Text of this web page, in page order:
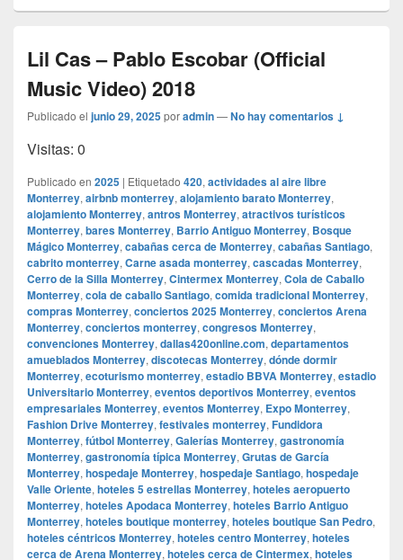
Lil Cas – Pablo Escobar (Official
Music Video) 2018
Publicado el junio 29, 2025poradmin—No hay comentarios ↓
Visitas: 0
Publicado en 2025 | Etiquetado 420, actividades al aire libre
Monterrey, airbnb monterrey, alojamiento barato Monterrey,
alojamiento Monterrey, antros Monterrey, atractivos turísticos
Monterrey, bares Monterrey, Barrio Antiguo Monterrey, Bosque
Mágico Monterrey, cabañas cerca de Monterrey, cabañas Santiago,
cabrito monterrey, Carne asada monterrey, cascadas Monterrey,
Cerro de la Silla Monterrey, Cintermex Monterrey, Cola de Caballo
Monterrey, cola de caballo Santiago, comida tradicional Monterrey,
compras Monterrey, conciertos 2025 Monterrey, conciertos Arena
Monterrey, conciertos monterrey, congresos Monterrey,
convenciones Monterrey, dallas420online.com, departamentos
amueblados Monterrey, discotecas Monterrey, dónde dormir
Monterrey, ecoturismo monterrey, estadio BBVA Monterrey, estadio
Universitario Monterrey, eventos deportivos Monterrey, eventos
empresariales Monterrey, eventos Monterrey, Expo Monterrey,
Fashion Drive Monterrey, festivales monterrey, Fundidora
Monterrey, fútbol Monterrey, Galerías Monterrey, gastronomía
Monterrey, gastronomía típica Monterrey, Grutas de García
Monterrey, hospedaje Monterrey, hospedaje Santiago, hospedaje
Valle Oriente, hoteles 5 estrellas Monterrey, hoteles aeropuerto
Monterrey, hoteles Apodaca Monterrey, hoteles Barrio Antiguo
Monterrey, hoteles boutique monterrey, hoteles boutique San Pedro,
hoteles céntricos Monterrey, hoteles centro Monterrey, hoteles
cerca de Arena Monterrey, hoteles cerca de Cintermex, hoteles